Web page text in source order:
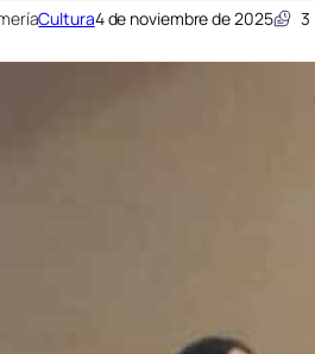
Cultura4 de noviembre de 2025 3